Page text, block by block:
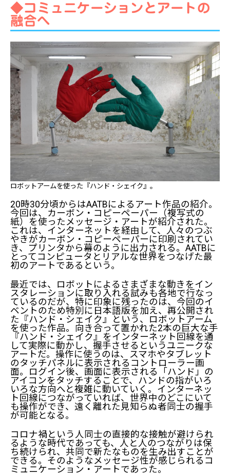
◆コミュニケーションとアートの
融合へ
ロボットアームを使った『ハンド・シェイク』。
20時30分頃からはAATBによるアート作品の紹介。
今回は、カーボン・コピーペーパー（複写式の
紙）を使ったメッセージ・アートが紹介された。
これは、インターネットを経由して、人々のつぶ
やきがカーボン・コピーペーパーに印刷されてい
き、プリンタから幕のように出力される。AATBに
とってコンピュータとリアルな世界をつなげた最
初のアートであるという。
最近では、ロボットによるさまざまな動きをイン
スタレーションに取り入れる試みも各地で行なっ
ているのだが、特に印象に残ったのは、今回のイ
ベントのため特別に日本語版を加え、再公開され
た『ハンド・シェイク』という、ロボットアーム
を使った作品。向き合って置かれた2本の巨大な手
『ハンド・シェイク』をインターネット回線を通
して実際に動かし、握手させるというユニークな
アートだ。操作に使うのは、スマホやタブレット
のタッチパネルに表示されるコントローラー画
面。ログイン後、画面に表示される「ハンド」の
アイコンをタッチすることで、ハンドの指がいろ
いろな方向へと複雑に動いていく。インターネッ
ト回線につながっていれば、世界中のどこにいて
も操作ができ、遠く離れた見知らぬ者同士の握手
が可能となる。
コロナ禍という人同士の直接的な接触が避けられ
るような時代であっても、人と人のつながりは保
ち続けられ、共同で新たなものを生み出すことが
できる。そのようなメッセージ性が感じられるコ
ミュニケーション・アートであった。